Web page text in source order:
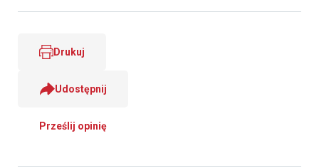
Drukuj
Udostępnij
Prześlij opinię